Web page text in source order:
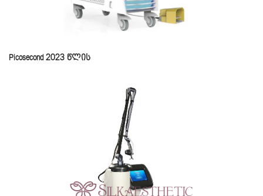
Picosecond 2023 წლის